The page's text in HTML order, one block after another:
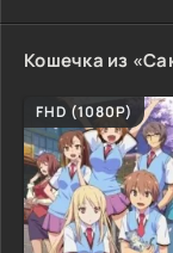
Кошечка из
FHD (1080P)
100